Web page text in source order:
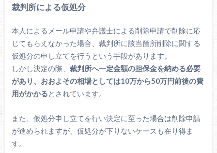
裁判所による仮処分
本人によるメール申請や弁護士による削除申請で削除に応
じてもらえなかった場合、裁判所に該当箇所削除に関する
仮処分の申し立てを行うという手段があります。
しかし決定の際、 裁判所へ一定金額の担保金を納める必要
があり、おおよその相場としては10万から50万円前後の費
用がかかるとされています。
また、仮処分申し立てを行い決定に至った場合は削除申請
が進められますが、仮処分が下りないケースも在り得ま
す。